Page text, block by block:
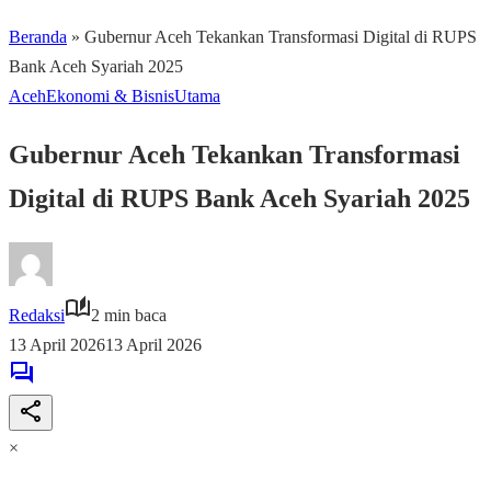
Beranda » Gubernur Aceh Tekankan Transformasi Digital di RUPS
Bank Aceh Syariah 2025
AcehEkonomi & BisnisUtama
Gubernur Aceh Tekankan Transformasi
Digital di RUPS Bank Aceh Syariah 2025
Redaksi
2 min baca
13 April 202613 April 2026
×